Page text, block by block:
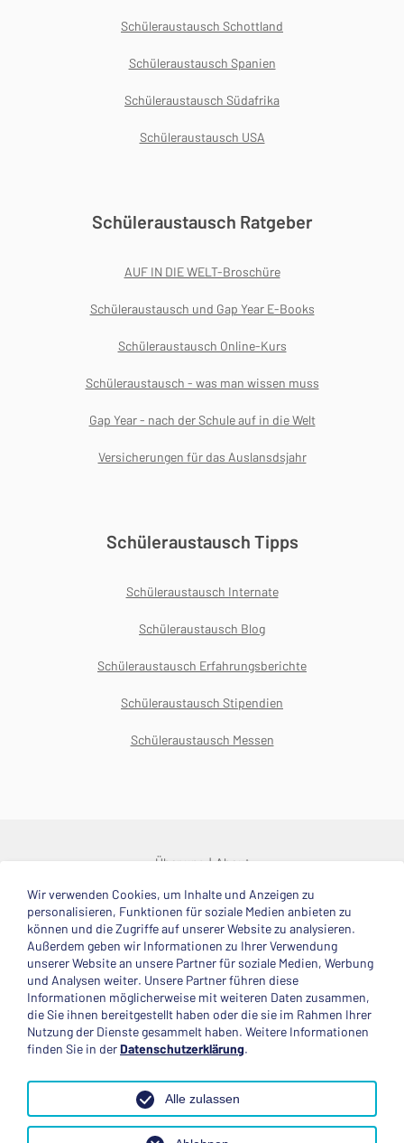
Schüleraustausch Schottland
Schüleraustausch Spanien
Schüleraustausch Südafrika
Schüleraustausch USA
Schüleraustausch Ratgeber
AUF IN DIE WELT-Broschüre
Schüleraustausch und Gap Year E-Books
Schüleraustausch Online-Kurs
Schüleraustausch - was man wissen muss
Gap Year - nach der Schule auf in die Welt
Versicherungen für das Auslansdsjahr
Schüleraustausch Tipps
Schüleraustausch Internate
Schüleraustausch Blog
Schüleraustausch Erfahrungsberichte
Schüleraustausch Stipendien
Schüleraustausch Messen
Über uns About
© 2025 Deutsche Stiftung Völkerverständigung
Impressum Datenschutzerklärung Kontakt
Mitglied im
Anerkannte Einsatzstelle
Wir verwenden Cookies, um Inhalte und Anzeigen zu
personalisieren, Funktionen für soziale Medien anbieten zu
können und die Zugriffe auf unserer Website zu analysieren.
Außerdem geben wir Informationen zu Ihrer Verwendung
unserer Website an unsere Partner für soziale Medien, Werbung
und Analysen weiter. Unsere Partner führen diese
Informationen möglicherweise mit weiteren Daten zusammen,
die Sie ihnen bereitgestellt haben oder die sie im Rahmen Ihrer
Nutzung der Dienste gesammelt haben. Weitere Informationen
finden Sie in derDatenschutzerklärung.
Alle zulassen